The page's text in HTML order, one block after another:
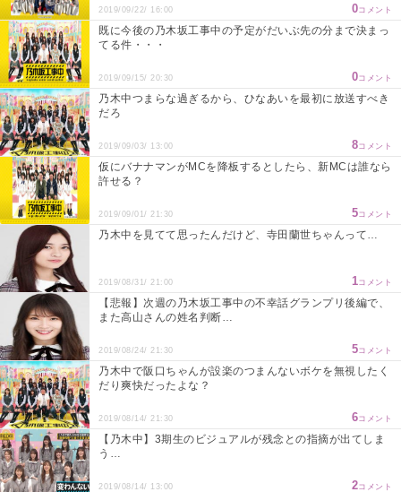
2019/09/22/ 16:00 0コメント
既に今後の乃木坂工事中の予定がだいぶ先の分まで決まっ
てる件・・・
2019/09/15/ 20:30 0コメント
乃木中つまらな過ぎるから、ひなあいを最初に放送すべき
だろ
2019/09/03/ 13:00 8コメント
仮にバナナマンがMCを降板するとしたら、新MCは誰なら
許せる？
2019/09/01/ 21:30 5コメント
乃木中を見てて思ったんだけど、寺田蘭世ちゃんって…
2019/08/31/ 21:00 1コメント
【悲報】次週の乃木坂工事中の不幸話グランプリ後編で、
また高山さんの姓名判断…
2019/08/24/ 21:30 5コメント
乃木中で阪口ちゃんが設楽のつまんないボケを無視したく
だり爽快だったよな？
2019/08/14/ 21:30 6コメント
【乃木中】3期生のビジュアルが残念との指摘が出てしま
う…
2019/08/14/ 13:00 2コメント